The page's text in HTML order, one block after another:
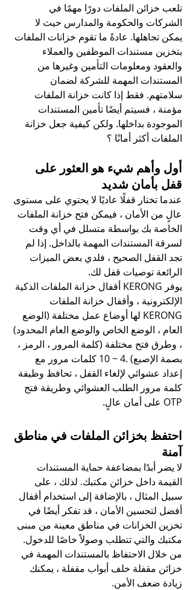
تلعب خزائن الملفات دورًا مهمًا في
الشركات والحكومة والمدارس حيث لا
يمكن تجاهلها. عادةً ما تقوم خزانات الملفات
بتخزين مستندات الموظفين والعملاء
والعقود ومعلومات التأمين وغيرها من
المستندات المهمة للشركة لضمان
سلامتهم. فقط إذا كانت خزانة الملفات
مؤمنة ، فسيتم أيضًا تأمين المستندات
الموجودة بداخلها. ولكن كيفية جعل خزانة
الملفات أكثر أمانًا ؟
أول وأهم شيء هو العثور على
قفل بأمان شديد
عندما تختار قفلًا عاديًا لا يحتوي على مستوى
عالٍ من الأمان ، فيمكن فتح خزانة الملفات
الخاصة بك بواسطة متسلل في أي وقت
لسرقة المستندات المهمة بالداخل. إذا لم
تجد القفل الصحيح ، فلدي بعض الميزات
الرائعة توصيات قفل لك.
يوفر KERONG أقفال خزانة الملفات الذكية
الإلكترونية ، وأقفال خزانة الملفات
KERONG لها أوضاع عمل مختلفة (الوضع
العام ، الوضع الخاص والوضع العام المحدود)
، وطرق فتح مختلفة (كلمة المرور ، الرمز ،
بصمة الإصبع) .4 ~ 10 كلمات مرور مع
إعداد عشوائي لإلغاء القفل ، تحافظ وظيفة
كلمة مرور الطلب العشوائي وطريقة فتح
OTP على أمان عالٍ.
احتفظ بخزائن الملفات في مناطق
آمنة
لا يضر أبدًا بمضاعفة حماية المستندات
القيمة داخل خزائن مكتبك. لذلك ، على
سبيل المثال ، بالإضافة إلى استخدام أقفال
أفضل لتحسين الأمان ، قد تفكر أيضًا في
تخزين الخزانات في مناطق معينة من مبنى
مكتبك والتي تتطلب وصولاً خاصًا للدخول.
من خلال الاحتفاظ بالمستندات المهمة في
خزائن مقفلة خلف أبواب مقفلة ، يمكنك
زيادة ضعف الأمن.